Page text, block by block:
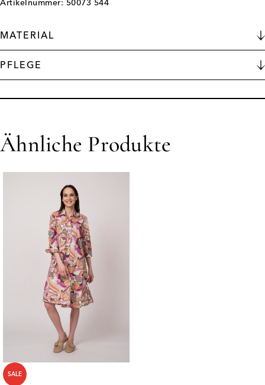
Artikelnummer: 50073 544
MATERIAL
PFLEGE
Ähnliche Produkte
SALE